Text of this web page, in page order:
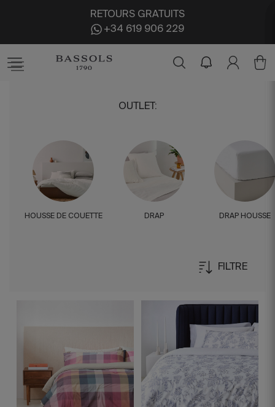
RETOURS GRATUITS
+34 619 906 229
OUTLET :
HOUSSE DE COUETTE DRAP DRAP HOUSSE
FILTRE